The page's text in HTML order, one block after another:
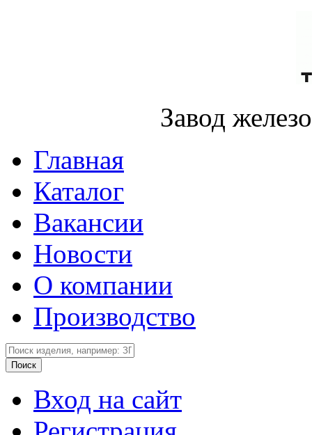
Завод
Главная
Каталог
Вакансии
Новости
О компании
Производство
Вход на сайт